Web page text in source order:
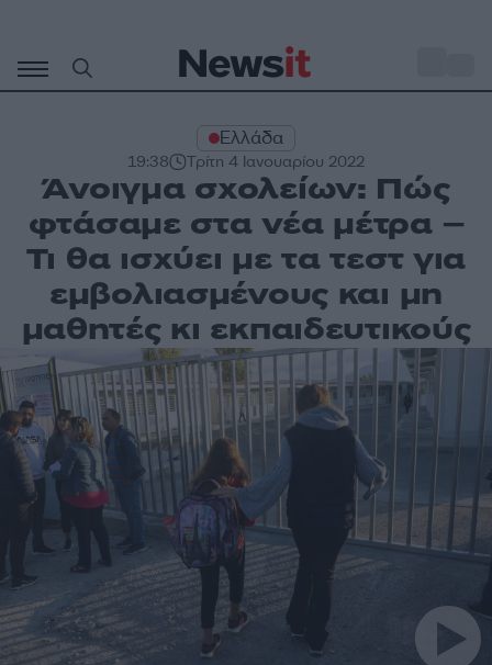
περιεχόμενο
Ελλάδα
19:38 Τρίτη 4 Ιανουαρίου 2022
Άνοιγμα σχολείων: Πώς
φτάσαμε στα νέα μέτρα –
Τι θα ισχύει με τα τεστ για
εμβολιασμένους και μη
μαθητές κι εκπαιδευτικούς